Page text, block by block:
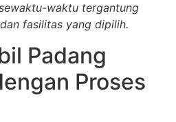
waktu tergantung
fasilitas yang dipilih.
Padang
Proses